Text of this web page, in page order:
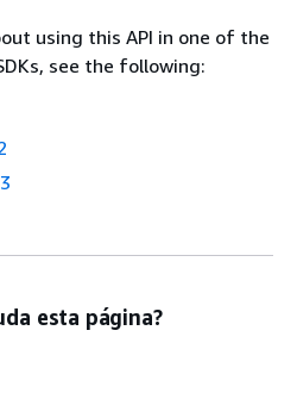
using this API in one of the
see the following:
esta página?